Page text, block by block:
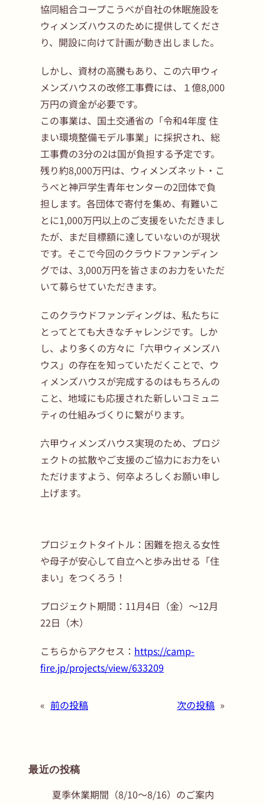
協同組合コープこうべが自社の休眠施設を
ウィメンズハウスのために提供してくださ
り、開設に向けて計画が動き出しました。
しかし、資材の高騰もあり、この六甲ウィ
メンズハウスの改修工事費には、１億8,000
万円の資金が必要です。
この事業は、国土交通省の「令和4年度 住
まい環境整備モデル事業」に採択され、総
工事費の3分の2は国が負担する予定です。
残り約8,000万円は、ウィメンズネット・こ
うべと神戸学生青年センターの2団体で負
担します。各団体で寄付を集め、有難いこ
とに1,000万円以上のご支援をいただきまし
たが、まだ目標額に達していないのが現状
です。そこで今回のクラウドファンディン
グでは、3,000万円を皆さまのお力をいただ
いて募らせていただきます。
このクラウドファンディングは、私たちに
とってとても大きなチャレンジです。しか
し、より多くの方々に「六甲ウィメンズハ
ウス」の存在を知っていただくことで、ウ
ィメンズハウスが完成するのはもちろんの
こと、地域にも応援された新しいコミュニ
ティの仕組みづくりに繋がります。
六甲ウィメンズハウス実現のため、プロジ
ェクトの拡散やご支援のご協力にお力をい
ただけますよう、何卒よろしくお願い申し
上げます。
プロジェクトタイトル：困難を抱える女性
や母子が安心して自立へと歩み出せる「住
まい」をつくろう！
プロジェクト期間：11月4日（金）～12月
22日（木）
こちらからアクセス： https://camp-
fire.jp/projects/view/633209
« 前の投稿 次の投稿 »
最近の投稿
夏季休業期間（8/10〜8/16）のご案内